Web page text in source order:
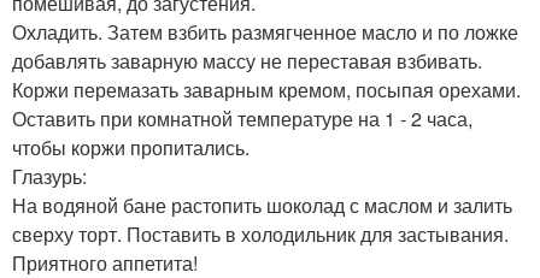
Охладить. Затем взбить размягченное масло и по ложке
добавлять заварную массу не переставая взбивать.
Коржи перемазать заварным кремом, посыпая орехами.
Оставить при комнатной температуре на 1 - 2 часа,
чтобы коржи пропитались.
Глазурь:
На водяной бане растопить шоколад с маслом и залить
сверху торт. Поставить в холодильник для застывания.
Приятного аппетита!